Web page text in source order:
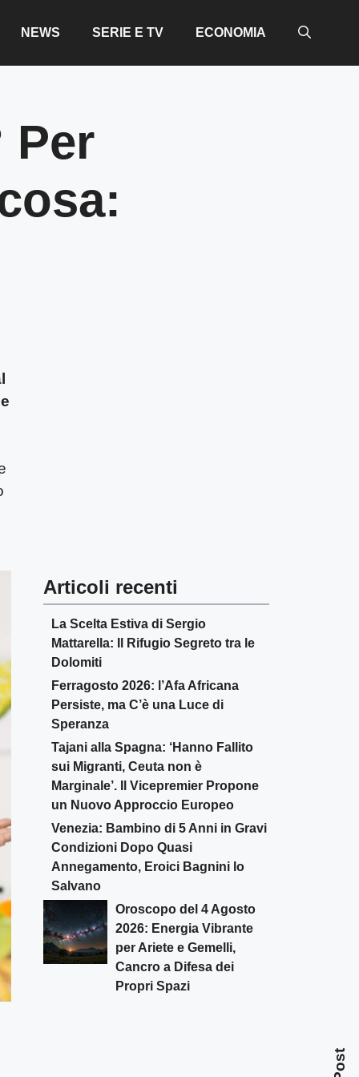
NEWS SERIE E TV ECONOMIA
Per
Articoli recenti
La Scelta Estiva di Sergio
Mattarella: Il Rifugio Segreto tra le
Dolomiti
Ferragosto 2026: l’Afa Africana
Persiste, ma C’è una Luce di
Speranza
Tajani alla Spagna: ‘Hanno Fallito
sui Migranti, Ceuta non è
Marginale’. Il Vicepremier Propone
un Nuovo Approccio Europeo
Venezia: Bambino di 5 Anni in Gravi
Condizioni Dopo Quasi
Annegamento, Eroici Bagnini lo
Salvano
Oroscopo del 4 Agosto
2026: Energia Vibrante
per Ariete e Gemelli,
Cancro a Difesa dei
Propri Spazi